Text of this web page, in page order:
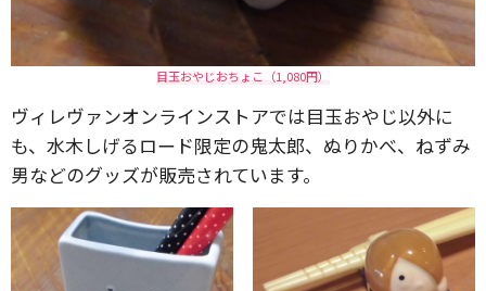
目玉おやじおちょこ（1,080円）
ヴィレヴァンオンラインストアでは目玉おやじ以外に
も、水木しげるロード限定の鬼太郎、ぬりかべ、ねずみ
男などのグッズが販売されています。